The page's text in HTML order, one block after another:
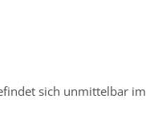
sich unmittelbar im